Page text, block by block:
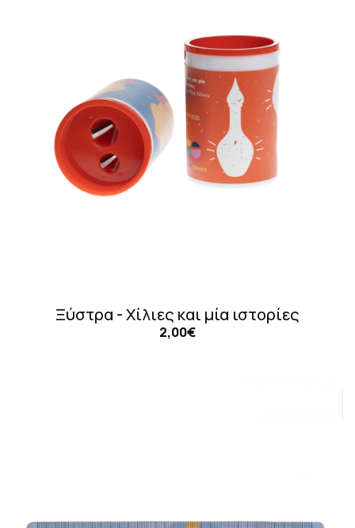
Ξύστρα - Χίλιες και μία ιστορίες
2,00€